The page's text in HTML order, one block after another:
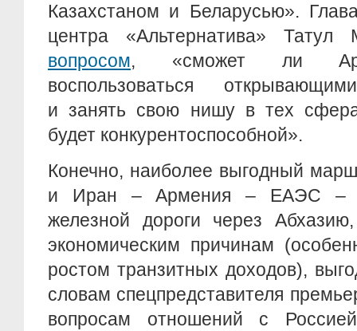
Казахстаном и Беларусью».
центра «Альтернатива»
вопросом, «сможет ли
воспользоваться
и занять свою нишу в тех
будет конкурентоспособной».
Конечно, наиболее выгодный
и Иран – Армения – ЕАЭС –
железной дороги через
экономическим причинам
ростом транзитных доходов),
словам спецпредставителя
вопросам отношений с